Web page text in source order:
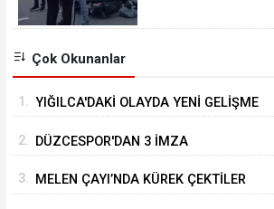
Çok Okunanlar
1. YIĞILCA'DAKİ OLAYDA YENİ GELİŞME
2. DÜZCESPOR'DAN 3 İMZA
3. MELEN ÇAYI’NDA KÜREK ÇEKTİLER